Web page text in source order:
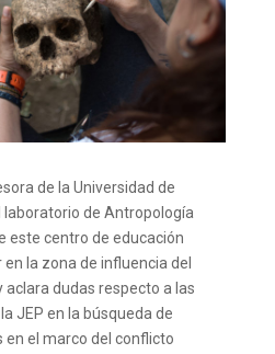
de la Universidad de
de Antropología
este centro de educación
la zona de influencia del
dudas respecto a las
JEP en la búsqueda de
el marco del conflicto